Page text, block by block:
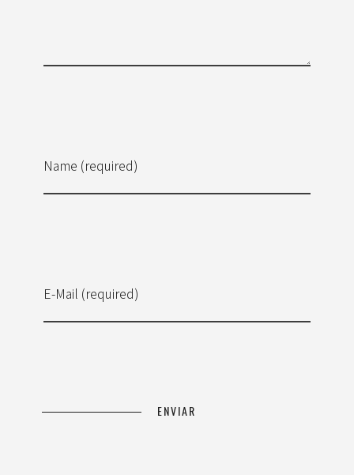
Name (required)
E-Mail (required)